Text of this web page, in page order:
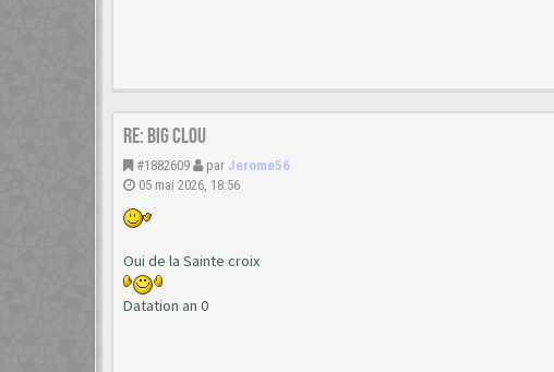
Re: Big clou
#1882609 par Jerome56
05 mai 2026, 18:56
Oui de la Sainte croix
Datation an 0